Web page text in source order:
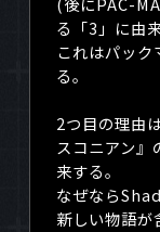
る「3 」に由
これはパッ
る。
2つ目の理由
スコニアン
来する。
なぜなら
新しい物語が